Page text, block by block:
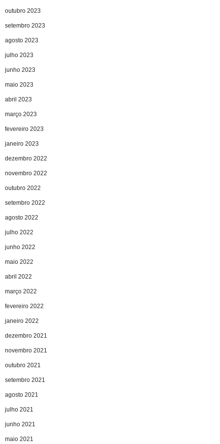
outubro 2023
setembro 2023
agosto 2023
julho 2023
junho 2023
maio 2023
abril 2023
março 2023
fevereiro 2023
janeiro 2023
dezembro 2022
novembro 2022
outubro 2022
setembro 2022
agosto 2022
julho 2022
junho 2022
maio 2022
abril 2022
março 2022
fevereiro 2022
janeiro 2022
dezembro 2021
novembro 2021
outubro 2021
setembro 2021
agosto 2021
julho 2021
junho 2021
maio 2021